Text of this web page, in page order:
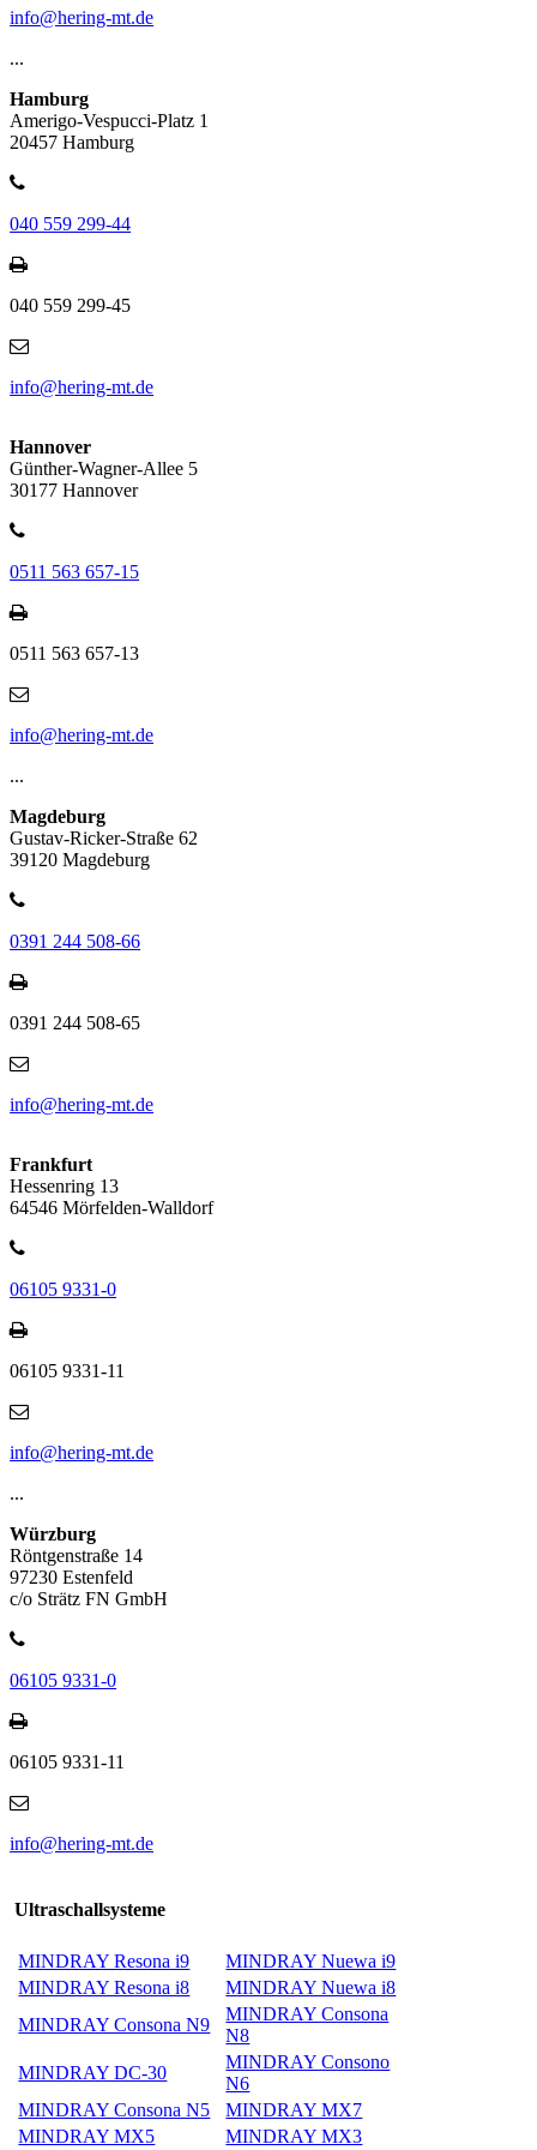
info@hering-mt.de
...
Hamburg
Amerigo-Vespucci-Platz 1
20457 Hamburg
040 559 299-44
040 559 299-45
info@hering-mt.de
Hannover
Günther-Wagner-Allee 5
30177 Hannover
0511 563 657-15
0511 563 657-13
info@hering-mt.de
...
Magdeburg
Gustav-Ricker-Straße 62
39120 Magdeburg
0391 244 508-66
0391 244 508-65
info@hering-mt.de
Frankfurt
Hessenring 13
64546 Mörfelden-Walldorf
06105 9331-0
06105 9331-11
info@hering-mt.de
...
Würzburg
Röntgenstraße 14
97230 Estenfeld
c/o Strätz FN GmbH
06105 9331-0
06105 9331-11
info@hering-mt.de
Ultraschallsysteme
MINDRAY Resona i9
MINDRAY Nuewa i9
MINDRAY Resona i8
MINDRAY Nuewa i8
MINDRAY Consona N9
MINDRAY Consona
N8
MINDRAY DC-30
MINDRAY Consono
N6
MINDRAY Consona N5
MINDRAY MX7
MINDRAY MX5
MINDRAY MX3